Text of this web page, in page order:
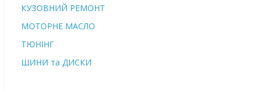
КУЗОВНИЙ РЕМОНТ
МОТОРНЕ МАСЛО
ТЮНІНГ
ШИНИ та ДИСКИ